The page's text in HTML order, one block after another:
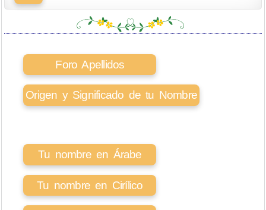
Foro Apellidos
Origen y Significado de tu Nombre
Tu nombre en Árabe
Tu nombre en Cirílico